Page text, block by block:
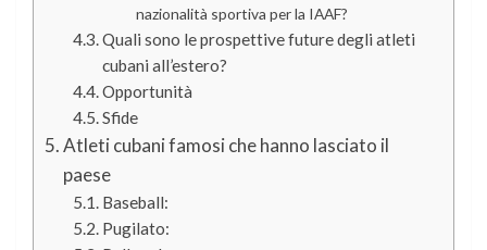
nazionalità sportiva per la IAAF?
Quali sono le prospettive future degli atleti
cubani all’estero?
Opportunità
Sfide
Atleti cubani famosi che hanno lasciato il
paese
Baseball:
Pugilato: